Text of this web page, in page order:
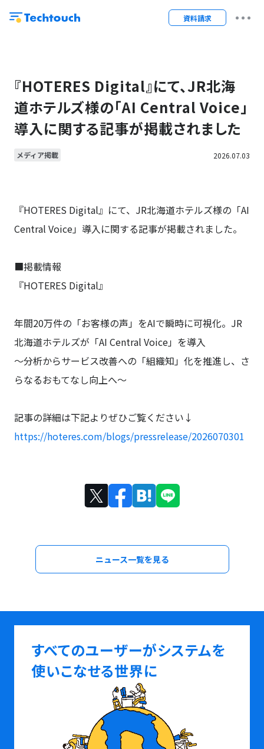
資料請求
『HOTERES Digital』にて、JR北海
道ホテルズ様の「AI Central Voice」
導入に関する記事が掲載されました
メディア掲載 2026.07.03
『HOTERES Digital』にて、JR北海道ホテルズ様の「AI
Central Voice」導入に関する記事が掲載されました。
■掲載情報
『HOTERES Digital』
年間20万件の「お客様の声」をAIで瞬時に可視化。JR
北海道ホテルズが「AI Central Voice」を導入
～分析からサービス改善への「組織知」化を推進し、さ
らなるおもてなし向上へ～
記事の詳細は下記よりぜひご覧ください↓
https://hoteres.com/blogs/pressrelease/2026070301
ニュース一覧を見る
すべてのユーザーがシステムを
使いこなせる世界に